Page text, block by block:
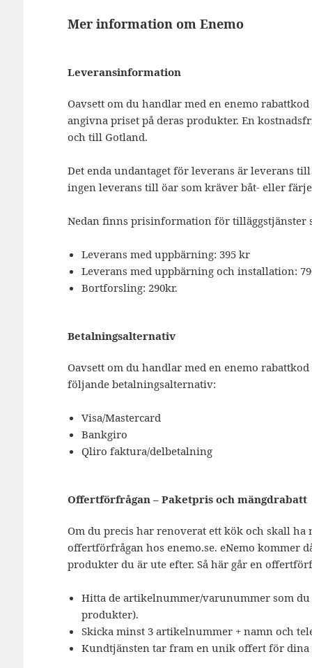
Mer information om Enemo
Leveransinformation
Oavsett om du handlar med en enemo
angivna priset på deras produkter. En
och till Gotland.
Det enda undantaget för leverans är leverans
ingen leverans till öar som kräver båt- eller
Nedan finns prisinformation för tilläggstjänster
Leverans med uppbärning: 395 kr
Leverans med uppbärning och installation:
Bortforsling: 290kr.
Betalningsalternativ
Oavsett om du handlar med en enemo
följande betalningsalternativ:
Visa/Mastercard
Bankgiro
Qliro faktura/delbetalning
Offertförfrågan – Paketpris och mängdrabatt
Om du precis har renoverat ett kök och skall
offertförfrågan hos enemo.se. eNemo kommer
produkter du är ute efter. Så här går en
Hitta de artikelnummer/varunummer som du
produkter).
Skicka minst 3 artikelnummer + namn och
Kundtjänsten tar fram en unik offert för dina